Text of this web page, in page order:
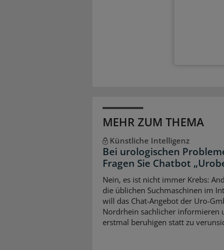
MEHR ZUM THEMA
Künstliche Intelligenz
Bei urologischen
Fragen Sie Chatbot
Nein, es ist nicht immer Krebs:
die üblichen Suchmaschinen im
will das Chat-Angebot der Uro-
Nordrhein sachlicher informieren
erstmal beruhigen statt zu